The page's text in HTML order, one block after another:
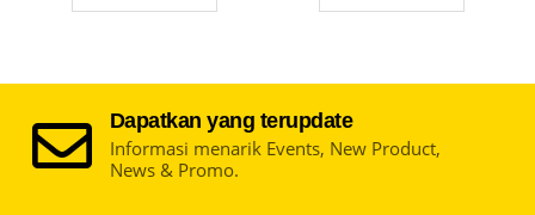
Dapatkan yang terupdate
Informasi menarik Events, New Product,
News & Promo.